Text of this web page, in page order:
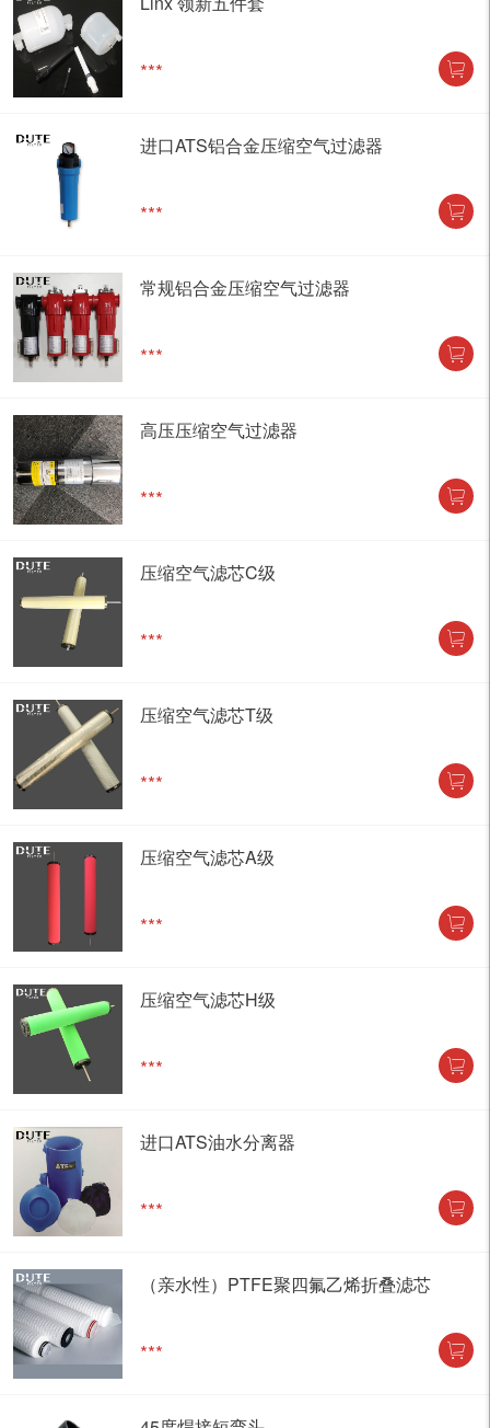
***
进口ATS铝合金压缩空气过滤器
***
常规铝合金压缩空气过滤器
***
高压压缩空气过滤器
***
压缩空气滤芯C级
***
压缩空气滤芯T级
***
压缩空气滤芯A级
***
压缩空气滤芯H级
***
进口ATS油水分离器
***
（亲水性）PTFE聚四氟乙烯折叠滤芯
***